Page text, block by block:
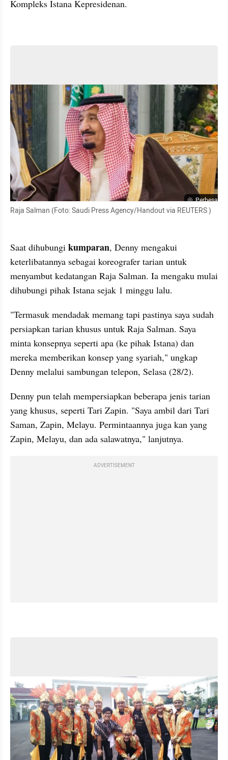
Kompleks Istana Kepresidenan.
Perbesar
Raja Salman (Foto: Saudi Press Agency/Handout via REUTERS )
Saat dihubungi kumparan, Denny mengakui
keterlibatannya sebagai koreografer tarian untuk
menyambut kedatangan Raja Salman. Ia mengaku mulai
dihubungi pihak Istana sejak 1 minggu lalu.
"Termasuk mendadak memang tapi pastinya saya sudah
persiapkan tarian khusus untuk Raja Salman. Saya
minta konsepnya seperti apa (ke pihak Istana) dan
mereka memberikan konsep yang syariah," ungkap
Denny melalui sambungan telepon, Selasa (28/2).
Denny pun telah mempersiapkan beberapa jenis tarian
yang khusus, seperti Tari Zapin. "Saya ambil dari Tari
Saman, Zapin, Melayu. Permintaannya juga kan yang
Zapin, Melayu, dan ada salawatnya," lanjutnya.
ADVERTISEMENT